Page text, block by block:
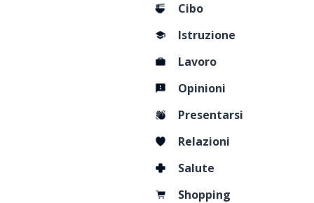
Cibo
Istruzione
Lavoro
Opinioni
Presentarsi
Relazioni
Salute
Shopping